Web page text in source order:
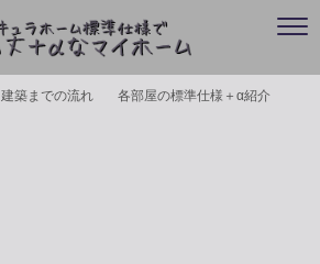
建築までの流れ 各部屋の標準仕様＋α紹介